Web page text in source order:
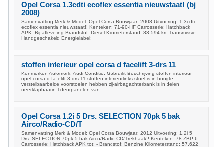
Opel Corsa 1.3cdti ecoflex essentia nieuwstaat! (bj
2008)
Samenvatting Merk & Model: Opel Corsa Bouwjaar: 2008 Uitvoering: 1.3cdti
ecoflex essentia nieuwstaat!! Kenteken: 71-90-HF Carrosserie: Hatchback
APK: Bij aflevering Brandstof: Diesel Kilometerstand: 83.594 km Transmissie:
Handgeschakeld Energielabel:
stoffen interieur opel corsa d facelift 3-drs 11
Kenmerken Automerk: Audi Conditie: Gebruikt Beschrijving stoffen interieur
opel corsa d facelift 3-drs 11 stoffen interieurlinks stoel is in hoogte
verstelbaarbeide voorstoelen hebben zij-airbagachterbank is in delen
neerklapbaarincl deurpanelen van
Opel Corsa 1.2i 5 Drs. SELECTION 70pk 5 bak
Airco/Radio-CD/T
Samenvatting Merk & Model: Opel Corsa Bouwjaar: 2012 Uitvoering: 1.2i 5
Drs. SELECTION 70pk 5 bak Airco/Radio-CD/Trekhaak!! Kenteken: 78-ZBP-6
Carrosserie: Hatchback APK tot: - Brandstof: Benzine Kilometerstand: 57.622